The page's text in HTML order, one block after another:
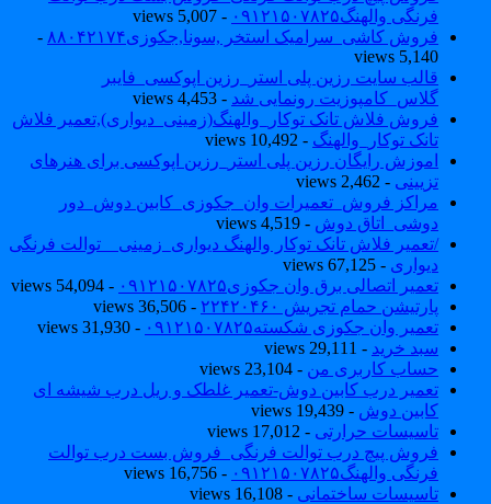
فرنگی والهنگ۰۹۱۲۱۵۰۷۸۲۵
- 5,007 views
فروش کاشی_سرامیک استخر ,سونا,جکوزی۸۸۰۴۲۱۷۴
-
5,140 views
قالب سایت رزین پلی استر_رزین اپوکسی_فایبر
گلاس_کامپوزیت رونمایی شد- 4,453 views
فروش فلاش تانک توکار_والهنگ(زمینی_دیواری),تعمیر فلاش
تانک توکار_والهنگ- 10,492 views
اموزش رایگان رزین پلی استر_رزین اپوکسی برای هنرهای
تزیینی- 2,462 views
مراکز فروش_تعمیرات وان_جکوزی_کابین دوش_دور
دوشی_اتاق دوش- 4,519 views
/تعمیر فلاش تانک توکار والهنگ دیواری_زمینی _ توالت فرنگی
دیواری - 67,125 views
تعمیر اتصالی برق وان جکوزی۰۹۱۲۱۵۰۷۸۲۵
- 54,094 views
پارتیشن حمام تجریش ۲۲۴۲۰۴۶۰
- 36,506 views
تعمیر وان جکوزی شکسته۰۹۱۲۱۵۰۷۸۲۵
- 31,930 views
سبد خرید - 29,111 views
حساب کاربری من- 23,104 views
تعمیر درب کابین دوش-تعمیر غلطک و ریل درب شیشه ای
کابین دوش- 19,439 views
تاسیسات حرارتی- 17,012 views
فروش پیچ درب توالت فرنگی_فروش بست درب توالت
فرنگی والهنگ۰۹۱۲۱۵۰۷۸۲۵
- 16,756 views
تاسیسات ساختمانی- 16,108 views